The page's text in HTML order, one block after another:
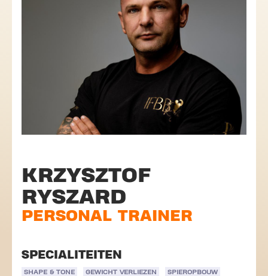
KRZYSZTOF
RYSZARD
PERSONAL TRAINER
SPECIALITEITEN
SHAPE & TONE GEWICHT VERLIEZEN SPIEROPBOUW